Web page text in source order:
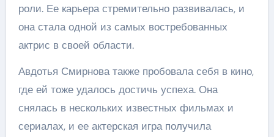
роли. Ее карьера стремительно развивалась, и
она стала одной из самых востребованных
актрис в своей области.
Авдотья Смирнова также пробовала себя в кино,
где ей тоже удалось достичь успеха. Она
снялась в нескольких известных фильмах и
сериалах, и ее актерская игра получила